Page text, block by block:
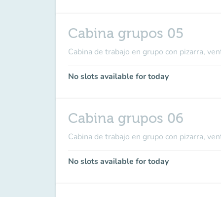
Cabina grupos 05
Cabina de trabajo en grupo con pizarra,
No slots available for today
Cabina grupos 06
Cabina de trabajo en grupo con pizarra,
No slots available for today